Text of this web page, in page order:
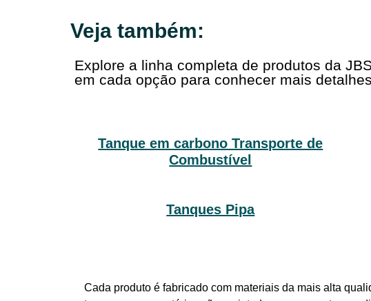
Veja também:
Explore a linha completa de produtos da
em cada opção para conhecer mais
Tanque em carbono Transporte de
Combustível
Tanques Pipa
Cada produto é fabricado com materiais da mais alta